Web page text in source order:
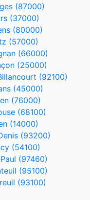
(87000)
(37000)
(80000)
(57000)
(66000)
(25000)
(92100)
(45000)
(76000)
(68100)
(14000)
(93200)
(54100)
(97460)
(95100)
(93100)